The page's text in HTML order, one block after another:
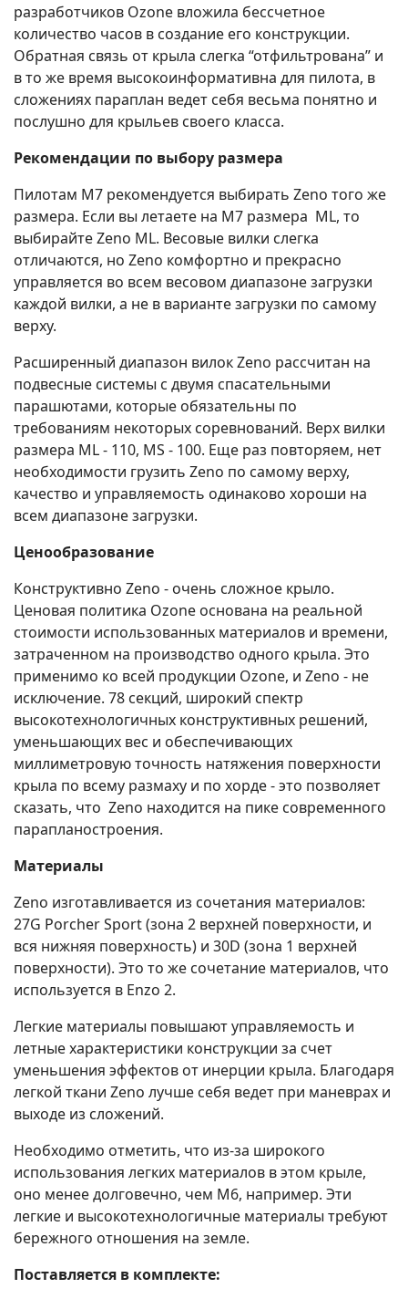
разработчиков Ozone вложила бессчетное
количество часов в создание его конструкции.
Обратная связь от крыла слегка “отфильтрована” и
в то же время высокоинформативна для пилота, в
сложениях параплан ведет себя весьма понятно и
послушно для крыльев своего класса.
Рекомендации по выбору размера
Пилотам M7 рекомендуется выбирать Zeno того же
размера. Если вы летаете на M7 размера ML, то
выбирайте Zeno ML. Весовые вилки слегка
отличаются, но Zeno комфортно и прекрасно
управляется во всем весовом диапазоне загрузки
каждой вилки, а не в варианте загрузки по самому
верху.
Расширенный диапазон вилок Zeno рассчитан на
подвесные системы с двумя спасательными
парашютами, которые обязательны по
требованиям некоторых соревнований. Верх вилки
размера ML - 110, MS - 100. Еще раз повторяем, нет
необходимости грузить Zeno по самому верху,
качество и управляемость одинаково хороши на
всем диапазоне загрузки.
Ценообразование
Конструктивно Zeno - очень сложное крыло.
Ценовая политика Ozone основана на реальной
стоимости использованных материалов и времени,
затраченном на производство одного крыла. Это
применимо ко всей продукции Ozone, и Zeno - не
исключение. 78 секций, широкий спектр
высокотехнологичных конструктивных решений,
уменьшающих вес и обеспечивающих
миллиметровую точность натяжения поверхности
крыла по всему размаху и по хорде - это позволяет
сказать, что Zeno находится на пике современного
парапланостроения.
Материалы
Zeno изготавливается из сочетания материалов:
27G Porcher Sport (зона 2 верхней поверхности, и
вся нижняя поверхность) и 30D (зона 1 верхней
поверхности). Это то же сочетание материалов, что
используется в Enzo 2.
Легкие материалы повышают управляемость и
летные характеристики конструкции за счет
уменьшения эффектов от инерции крыла. Благодаря
легкой ткани Zeno лучше себя ведет при маневрах и
выходе из сложений.
Необходимо отметить, что из-за широкого
использования легких материалов в этом крыле,
оно менее долговечно, чем M6, например. Эти
легкие и высокотехнологичные материалы требуют
бережного отношения на земле.
Поставляется в комплекте: